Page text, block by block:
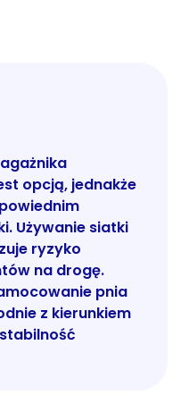
opcją, jednakże
Używanie siatki
ryzyko
na drogę.
pnia
z kierunkiem